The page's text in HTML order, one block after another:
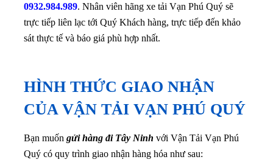
0932.984.989. Nhân viên hãng xe tải Vạn Phú Quý sẽ
trực tiếp liên lạc tới Quý Khách hàng, trực tiếp đến khảo
sát thực tế và báo giá phù hợp nhất.
HÌNH THỨC GIAO NHẬN
CỦA VẬN TẢI VẠN PHÚ QUÝ
Bạn muốn gửi hàng đi Tây Ninh với Vận Tải Vạn Phú
Quý có quy trình giao nhận hàng hóa như sau: